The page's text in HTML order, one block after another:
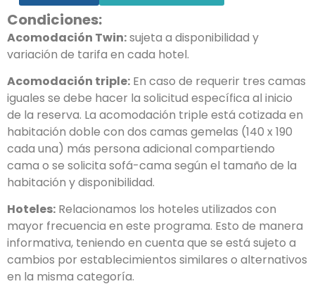
Condiciones:
Acomodación Twin:sujeta a disponibilidad y
variación de tarifa en cada hotel.
Acomodación triple: En caso de requerir tres camas
iguales se debe hacer la solicitud específica al inicio
de la reserva. La acomodación triple está cotizada en
habitación doble con dos camas gemelas (140 x 190
cada una) más persona adicional compartiendo
cama o se solicita sofá-cama según el tamaño de la
habitación y disponibilidad.
Hoteles: Relacionamos los hoteles utilizados con
mayor frecuencia en este programa. Esto de manera
informativa, teniendo en cuenta que se está sujeto a
cambios por establecimientos similares o alternativos
en la misma categoría.